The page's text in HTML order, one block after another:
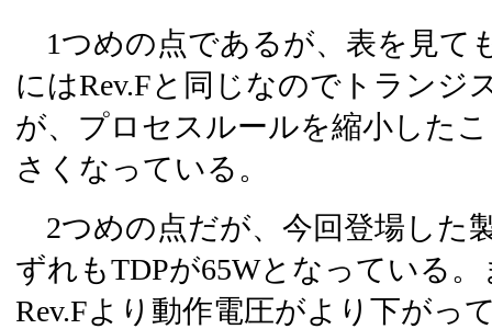
1つめの点であるが、表を見て
にはRev.Fと同じなのでトランジ
が、プロセスルールを縮小した
さくなっている。
2つめの点だが、今回登場した
ずれもTDPが65Wとなっている。
Rev.Fより動作電圧がより下がっ